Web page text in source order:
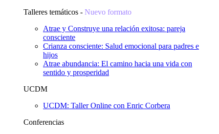
Talleres temáticos - Nuevo formato
Atrae y Construye una relación exitosa: pareja
consciente
Crianza consciente: Salud emocional para padres e
hijos
Atrae abundancia: El camino hacia una vida con
sentido y prosperidad
UCDM
UCDM: Taller Online con Enric Corbera
Conferencias